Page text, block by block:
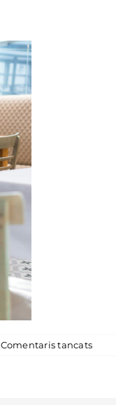
Comentaris tancatsa miami